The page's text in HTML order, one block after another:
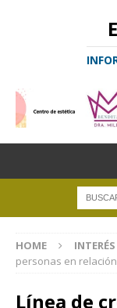
HOME
personas en
Línea de